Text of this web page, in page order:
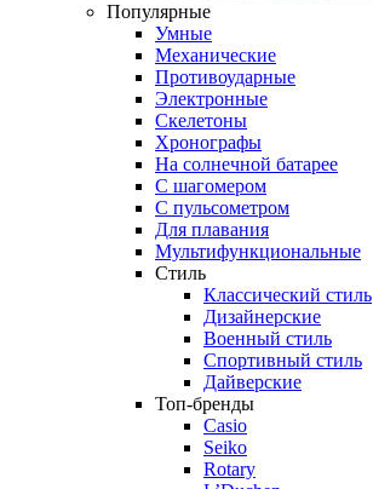
Популярные
Умные
Механические
Противоударные
Электронные
Скелетоны
Хронографы
На солнечной батарее
С шагомером
С пульсометром
Для плавания
Мультифункциональные
Стиль
Классический стиль
Дизайнерские
Военный стиль
Спортивный стиль
Дайверские
Топ-бренды
Casio
Seiko
Rotary